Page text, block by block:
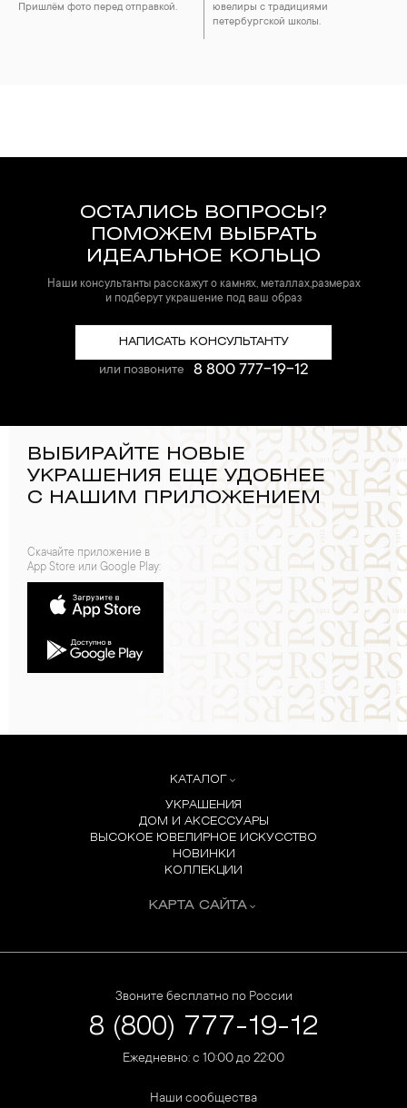
Пришлём фото перед отправкой.
ювелиры с традициями
петербургской школы.
ОСТАЛИСЬ ВОПРОСЫ?
ПОМОЖЕМ ВЫБРАТЬ
ИДЕАЛЬНОЕ КОЛЬЦО
Наши консультанты расскажут о камнях, металлах,размерах
и подберут украшение под ваш образ
НАПИСАТЬ КОНСУЛЬТАНТУ
или позвоните 8 800 777-19-12
ВЫБИРАЙТЕ НОВЫЕ
УКРАШЕНИЯ ЕЩЕ УДОБНЕЕ
С НАШИМ ПРИЛОЖЕНИЕМ
Скачайте приложение в
App Store или Google Play:
КАТАЛОГ
УКРАШЕНИЯ
ДОМ И АКСЕССУАРЫ
ВЫСОКОЕ ЮВЕЛИРНОЕ ИСКУССТВО
НОВИНКИ
КОЛЛЕКЦИИ
КАРТА САЙТА
Звоните бесплатно по России
8 (800) 777-19-12
Ежедневно: с 10:00 до 22:00
Наши сообщества